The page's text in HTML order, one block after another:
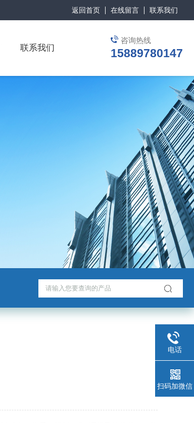
返回首页 在线留言 联系我们
咨询热线
15889780147
联系我们
电话
扫码加微信